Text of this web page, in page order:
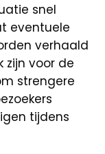
snel
eventuele
verhaald
zijn voor de
strengere
tijdens